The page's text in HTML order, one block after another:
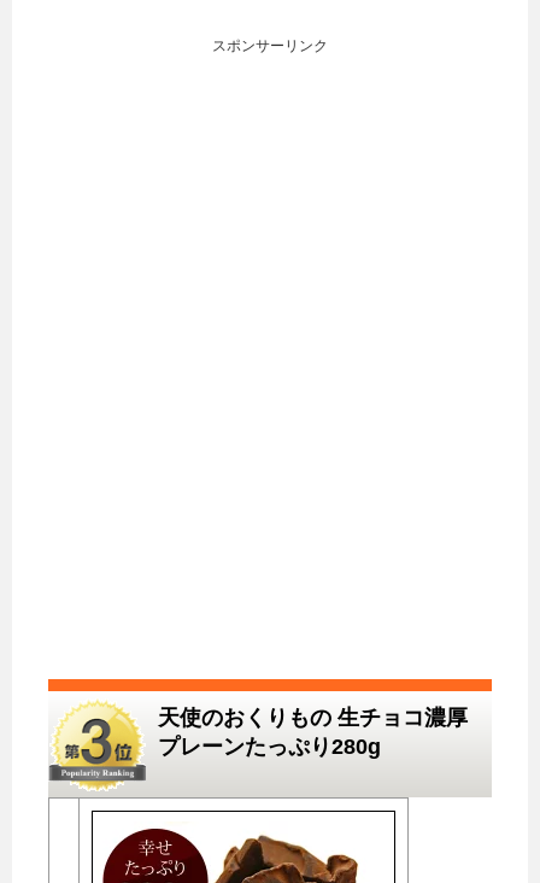
スポンサーリンク
天使のおくりもの 生チョコ濃厚
プレーンたっぷり280g